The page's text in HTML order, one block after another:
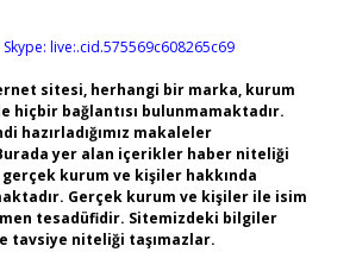
Skype: live:.cid.575569c608265c69
sitesi, herhangi bir marka, kurum
hiçbir bağlantısı bulunmamaktadır.
hazırladığımız makaleler
yer alan içerikler haber niteliği
kurum ve kişiler hakkında
Gerçek kurum ve kişiler ile isim
tesadüfidir. Sitemizdeki bilgiler
tavsiye niteliği taşımazlar.